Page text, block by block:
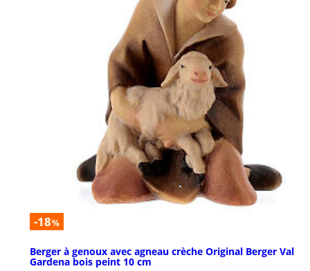
-18%
Berger à genoux avec agneau crèche Original Berger Val
Gardena bois peint 10 cm